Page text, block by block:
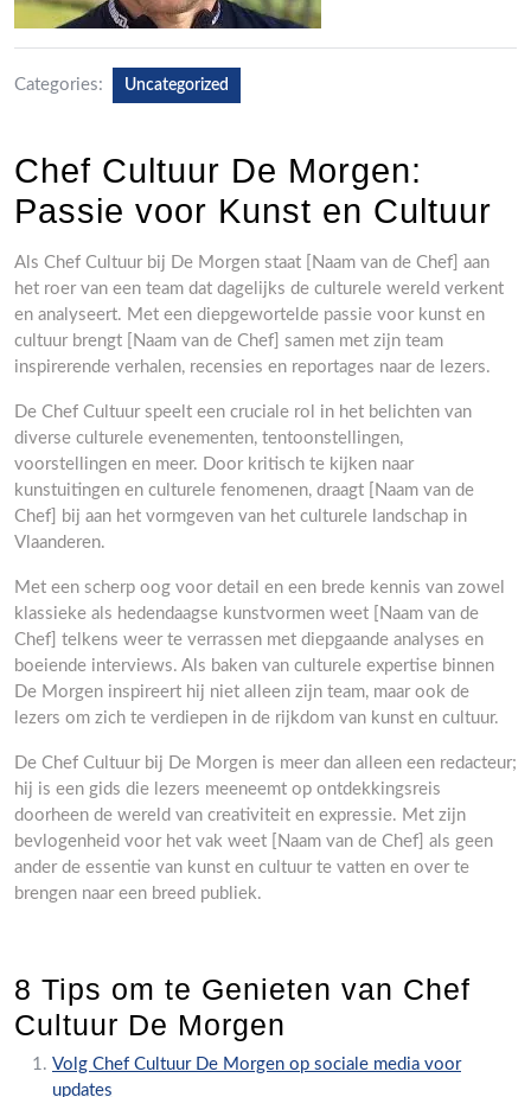
Categories: Uncategorized
Chef Cultuur De Morgen:
Passie voor Kunst en Cultuur
Als Chef Cultuur bij De Morgen staat [Naam van de Chef] aan
het roer van een team dat dagelijks de culturele wereld verkent
en analyseert. Met een diepgewortelde passie voor kunst en
cultuur brengt [Naam van de Chef] samen met zijn team
inspirerende verhalen, recensies en reportages naar de lezers.
De Chef Cultuur speelt een cruciale rol in het belichten van
diverse culturele evenementen, tentoonstellingen,
voorstellingen en meer. Door kritisch te kijken naar
kunstuitingen en culturele fenomenen, draagt [Naam van de
Chef] bij aan het vormgeven van het culturele landschap in
Vlaanderen.
Met een scherp oog voor detail en een brede kennis van zowel
klassieke als hedendaagse kunstvormen weet [Naam van de
Chef] telkens weer te verrassen met diepgaande analyses en
boeiende interviews. Als baken van culturele expertise binnen
De Morgen inspireert hij niet alleen zijn team, maar ook de
lezers om zich te verdiepen in de rijkdom van kunst en cultuur.
De Chef Cultuur bij De Morgen is meer dan alleen een redacteur;
hij is een gids die lezers meeneemt op ontdekkingsreis
doorheen de wereld van creativiteit en expressie. Met zijn
bevlogenheid voor het vak weet [Naam van de Chef] als geen
ander de essentie van kunst en cultuur te vatten en over te
brengen naar een breed publiek.
8 Tips om te Genieten van Chef
Cultuur De Morgen
Volg Chef Cultuur De Morgen op sociale media voor
updates